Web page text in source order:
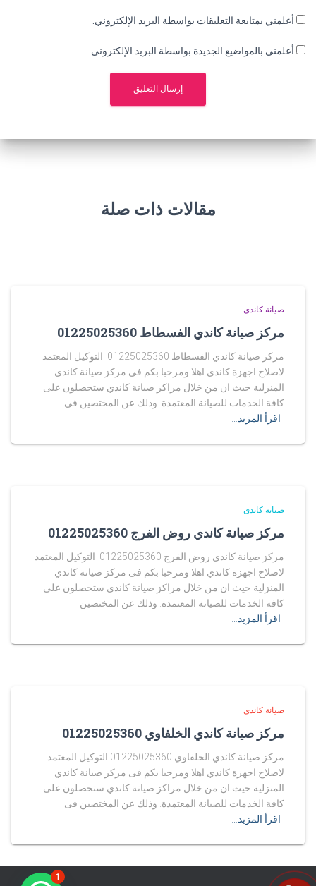
أعلمني بمتابعة التعليقات بواسطة البريد الإلكتروني.
أعلمني بالمواضيع الجديدة بواسطة البريد الإلكتروني.
مقالات ذات صلة
صيانة كاندى
مركز صيانة كاندي الفسطاط 01225025360
مركز صيانة كاندي الفسطاط 01225025360 التوكيل المعتمد
لاصلاح اجهزة كاندي اهلا ومرحبا بكم فى مركز صيانة كاندي
المنزلية حيث ان من خلال مراكز صيانة كاندي ستحصلون على
كافة الخدمات للصيانة المعتمدة. وذلك عن المختصين فى
اقرأ المزيد…
صيانة كاندى
مركز صيانة كاندي روض الفرج 01225025360
مركز صيانة كاندي روض الفرج 01225025360 التوكيل المعتمد
لاصلاح اجهزة كاندي اهلا ومرحبا بكم فى مركز صيانة كاندي
المنزلية حيث ان من خلال مراكز صيانة كاندي ستحصلون على
كافة الخدمات للصيانة المعتمدة. وذلك عن المختصين
اقرأ المزيد…
صيانة كاندى
مركز صيانة كاندي الخلفاوي 01225025360
مركز صيانة كاندي الخلفاوي 01225025360 التوكيل المعتمد
لاصلاح اجهزة كاندي اهلا ومرحبا بكم فى مركز صيانة كاندي
المنزلية حيث ان من خلال مراكز صيانة كاندي ستحصلون على
كافة الخدمات للصيانة المعتمدة. وذلك عن المختصين فى
اقرأ المزيد…
1